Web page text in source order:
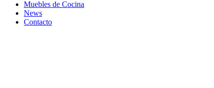
Muebles de Cocina
News
Contacto